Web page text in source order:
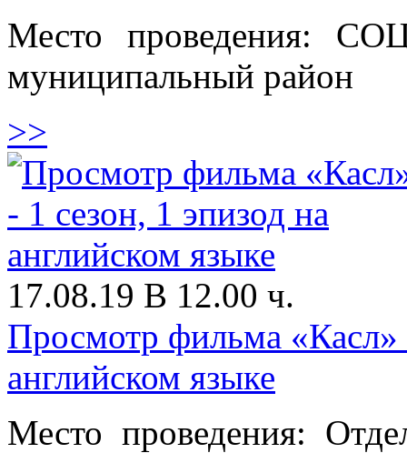
Место проведения:
муниципальный район
>>
17.08.19 В 12.00 ч.
Просмотр фильма «Касл»
английском языке
Место проведения: